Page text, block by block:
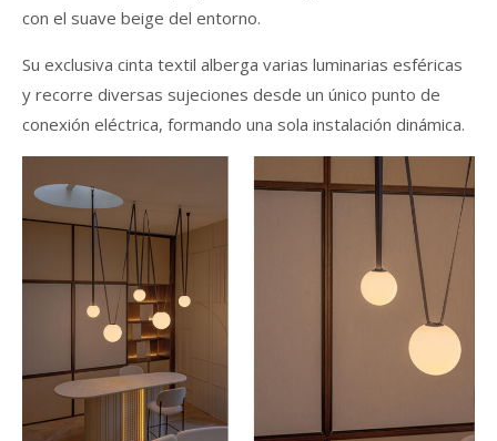
con el suave beige del entorno.
Su exclusiva cinta textil alberga varias luminarias esféricas
y recorre diversas sujeciones desde un único punto de
conexión eléctrica, formando una sola instalación dinámica.